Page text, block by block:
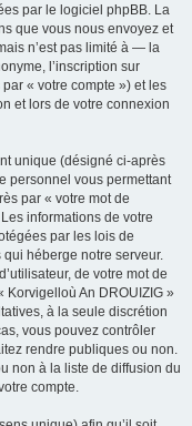
par le logiciel phpBB. La
que vous nous envoyez et
n’est pas limité à — la
l’inscription sur
« votre compte ») et les
et lors de votre connexion
unique (désigné ci-après
personnel vous permettant
par « votre mot de
informations de votre
par les lois de
héberge notre serveur.
de votre mot de
An DROUIZIG »
à la seule discrétion
vous pouvez contrôler
rendre publiques ou non.
non à la liste de diffusion du
compte.